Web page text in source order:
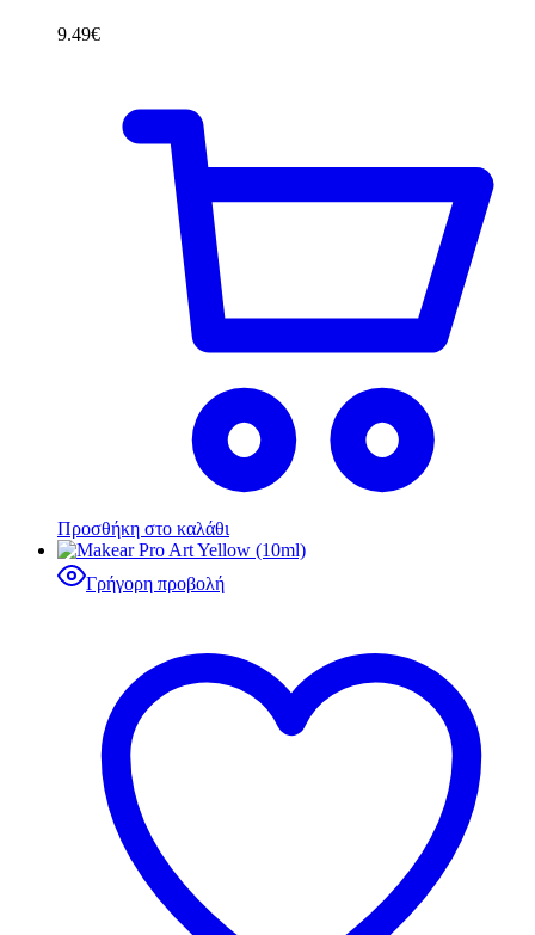
9.49€
Προσθήκη στο καλάθι
Γρήγορη προβολή